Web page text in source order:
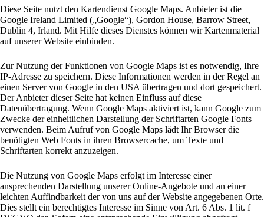
Diese Seite nutzt den Kartendienst Google Maps. Anbieter ist die
Google Ireland Limited („Google“), Gordon House, Barrow Street,
Dublin 4, Irland. Mit Hilfe dieses Dienstes können wir Kartenmaterial
auf unserer Website einbinden.
Zur Nutzung der Funktionen von Google Maps ist es notwendig, Ihre
IP-Adresse zu speichern. Diese Informationen werden in der Regel an
einen Server von Google in den USA übertragen und dort gespeichert.
Der Anbieter dieser Seite hat keinen Einfluss auf diese
Datenübertragung. Wenn Google Maps aktiviert ist, kann Google zum
Zwecke der einheitlichen Darstellung der Schriftarten Google Fonts
verwenden. Beim Aufruf von Google Maps lädt Ihr Browser die
benötigten Web Fonts in ihren Browsercache, um Texte und
Schriftarten korrekt anzuzeigen.
Die Nutzung von Google Maps erfolgt im Interesse einer
ansprechenden Darstellung unserer Online-Angebote und an einer
leichten Auffindbarkeit der von uns auf der Website angegebenen Orte.
Dies stellt ein berechtigtes Interesse im Sinne von Art. 6 Abs. 1 lit. f